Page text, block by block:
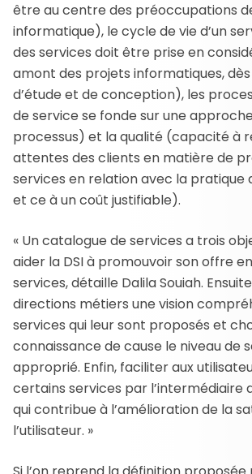
être au centre des préoccupations
informatique), le cycle de vie d’un
des services doit être prise en
amont des projets informatiques,
d’étude et de conception), les
de service se fonde sur une
processus) et la qualité (capacité à
attentes des clients en matière de
services en relation avec la pratique
et ce à un coût justifiable).
« Un catalogue de services a trois
aider la DSI à promouvoir son offre
services, détaille Dalila Souiah.
directions métiers une vision
services qui leur sont proposés et
connaissance de cause le niveau de
approprié. Enfin, faciliter aux
certains services par l’intermédiaire
qui contribue à l’amélioration de la
l’utilisateur. »